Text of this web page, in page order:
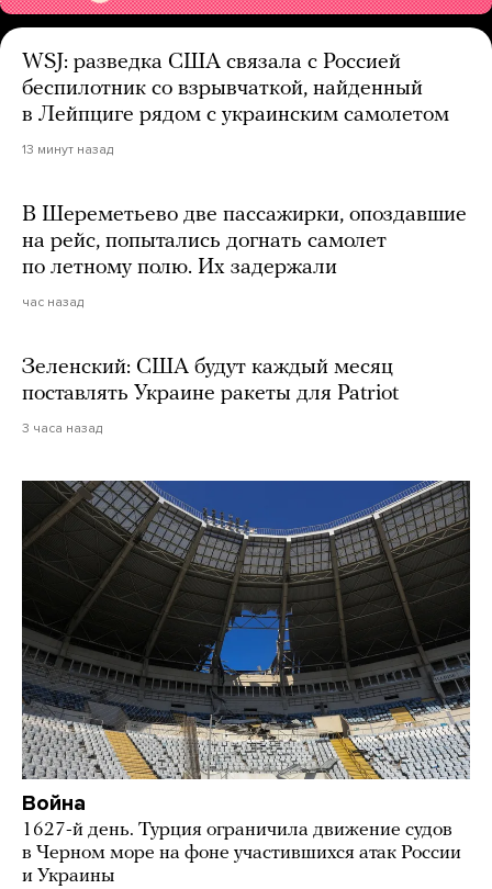
WSJ: разведка США связала с Россией
беспилотник со взрывчаткой, найденный
в Лейпциге рядом с украинским самолетом
13 минут назад
В Шереметьево две пассажирки, опоздавшие
на рейс, попытались догнать самолет
по летному полю. Их задержали
час назад
Зеленский: США будут каждый месяц
поставлять Украине ракеты для Patriot
3 часа назад
Война
1627-й день. Турция ограничила движение судов
в Черном море на фоне участившихся атак России
и Украины